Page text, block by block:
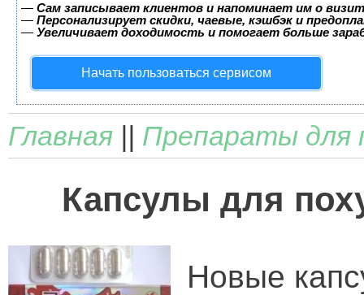
— Сам записывает клиентов и напоминает им о
— Персонализирует скидки, чаевые, кэшбэк и
— Увеличивает доходимость и помогает больше
Начать пользоваться сервисом
Главная || Препараты для
Капсулы для
Новые